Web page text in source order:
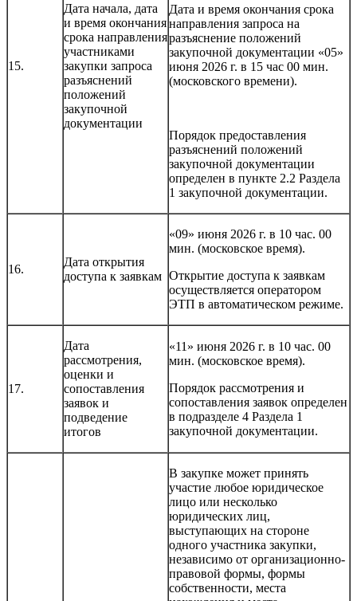
15.
Дата начала, дата
и время окончания
срока направления
участниками
закупки запроса
разъяснений
положений
закупочной
документации
Дата и время окончания срока
направления запроса на
разъяснение положений
закупочной документации «05»
июня 2026 г. в 15 час 00 мин.
(московского времени).
Порядок предоставления
разъяснений положений
закупочной документации
определен в пункте 2.2 Раздела
1 закупочной документации.
16.
Дата открытия
доступа к заявкам
«09» июня 2026 г. в 10 час. 00
мин. (московское время).
Открытие доступа к заявкам
осуществляется оператором
ЭТП в автоматическом режиме.
17.
Дата
рассмотрения,
оценки и
сопоставления
заявок и
подведение
итогов
«11» июня 2026 г. в 10 час. 00
мин. (московское время).
Порядок рассмотрения и
сопоставления заявок определен
в подразделе 4 Раздела 1
закупочной документации.
В закупке может принять
участие любое юридическое
лицо или несколько
юридических лиц,
выступающих на стороне
одного участника закупки,
независимо от организационно-
правовой формы, формы
собственности, места